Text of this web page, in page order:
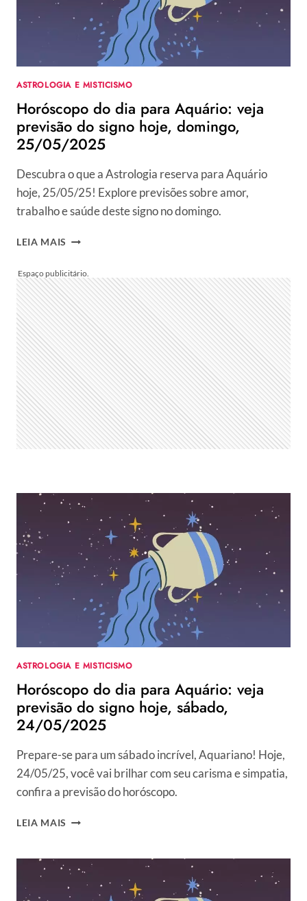
SEGUNDA,
26/05/2025
ASTROLOGIA E MISTICISMO
Horóscopo do dia para Aquário: veja
previsão do signo hoje, domingo,
25/05/2025
Descubra o que a Astrologia reserva para Aquário
hoje, 25/05/25! Explore previsões sobre amor,
trabalho e saúde deste signo no domingo.
LEIA MAIS HORÓSCOPO
PARA
AQUÁRIO:
VEJA
PREVISÃO
DO
SIGNO
HOJE,
DOMINGO,
25/05/2025
ASTROLOGIA E MISTICISMO
Horóscopo do dia para Aquário: veja
previsão do signo hoje, sábado,
24/05/2025
Prepare-se para um sábado incrível, Aquariano! Hoje,
24/05/25, você vai brilhar com seu carisma e simpatia,
confira a previsão do horóscopo.
LEIA MAIS HORÓSCOPO
PARA
AQUÁRIO:
VEJA